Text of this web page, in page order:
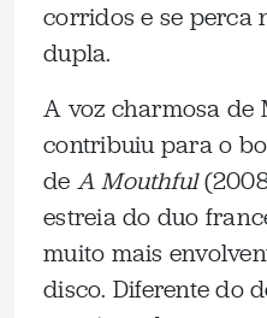
corridos e se perca
dupla.
A voz charmosa de
contribuiu para o
de A Mouthful
estreia do duo
muito mais
disco. Diferente do